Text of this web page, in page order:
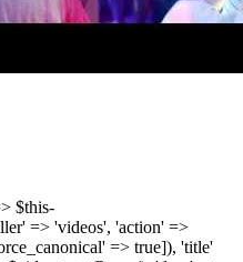
$this-
=> 'videos', 'action' =>
=> true]), 'title'